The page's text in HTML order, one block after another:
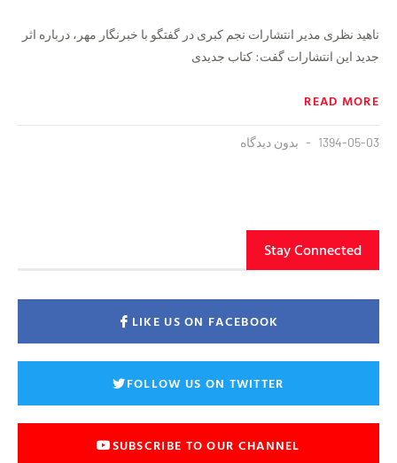
ناهید نظری مدیر انتشارات نجم کبری در گفتگو با خبرنگار مهر، درباره اثر
جدید این انتشارات گفت: کتاب جدیدی
READ MORE
1394-05-03 بدون دیدگاه
Stay Connected
LIKE US ON FACEBOOK
FOLLOW US ON TWITTER
SUBSCRIBE TO OUR CHANNEL